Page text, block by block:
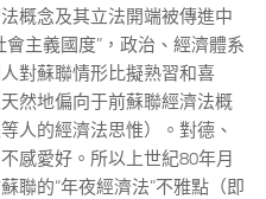
概念及其立法開端被傳進中
主義國度”，政治、經濟體系
對蘇聯情形比擬熟習和喜
然地偏向于前蘇聯經濟法概
人的經濟法思惟）。對德、
感愛好。所以上世紀80年月
聯的“年夜經濟法”不雅點（即